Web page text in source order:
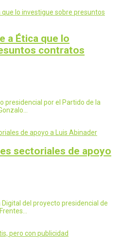
a Ética que lo
contratos
presidencial por el Partido de la
sectoriales de apoyo
del proyecto presidencial de